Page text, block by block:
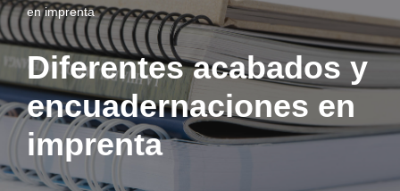
en imprenta
Diferentes acabados y
encuadernaciones en
imprenta